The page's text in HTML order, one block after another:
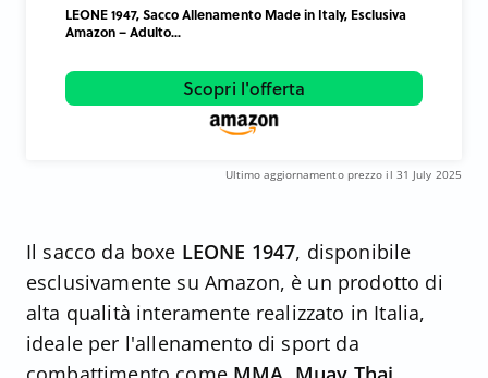
LEONE 1947, Sacco Allenamento Made in Italy, Esclusiva
Amazon – Adulto...
Scopri l'offerta
Ultimo aggiornamento prezzo il 31 July 2025
Il sacco da boxe LEONE 1947, disponibile
esclusivamente su Amazon, è un prodotto di
alta qualità interamente realizzato in Italia,
ideale per l'allenamento di sport da